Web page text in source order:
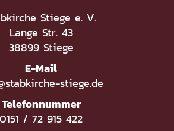
Stiege e. V.
Lange Str. 43
38899 Stiege
E-Mail
stiege.de
Telefonnummer
0151 / 72 915 422